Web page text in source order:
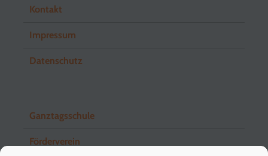
Kontakt
Impressum
Datenschutz
Ganztagsschule
Förderverein